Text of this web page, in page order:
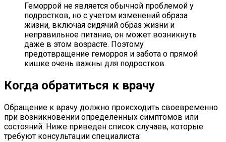
Геморрой не является обычной проблемой у
подростков, но с учетом изменений образа
жизни, включая сидячий образ жизни и
неправильное питание, он может возникнуть
даже в этом возрасте. Поэтому
предотвращение геморроя и забота о прямой
кишке очень важны для подростков.
Когда обратиться к врачу
Обращение к врачу должно происходить своевременно
при возникновении определенных симптомов или
состояний. Ниже приведен список случаев, которые
требуют консультации специалиста: